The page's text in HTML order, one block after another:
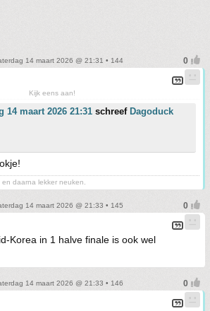
14 maart 2026 @ 21:31 • 144
Kijk eens aan!
14 maart 2026 21:31 schreef Dagoduck
daarna lekker neuken.
14 maart 2026 @ 21:33 • 145
Korea in 1 halve finale is ook wel
14 maart 2026 @ 21:33 • 146